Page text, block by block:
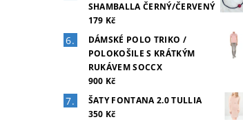
SHAMBALLA ČERNÝ/ČERVENÝ
179 Kč
DÁMSKÉ POLO TRIKO /
POLOKOŠILE S KRÁTKÝM
RUKÁVEM SOCCX
900 Kč
ŠATY FONTANA 2.0 TULLIA
350 Kč